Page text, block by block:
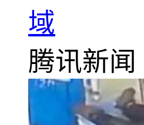
域
腾讯新闻